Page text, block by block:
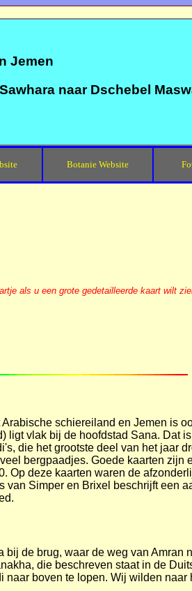
Jemen
naar Dschebel
Botanie Website
als u een grote gedetailleerde kaart wilt
schiereiland en Jemen is
ligt vlak bij de hoofdstad Sana. Dat
die het grootste deel van het jaar
bergpaadjes. Goede kaarten zijn
Op deze kaarten waren de
Simper en Brixel beschrijft een
de brug, waar de weg van Amran
die beschreven staat in de
naar boven te lopen. Wij wilden